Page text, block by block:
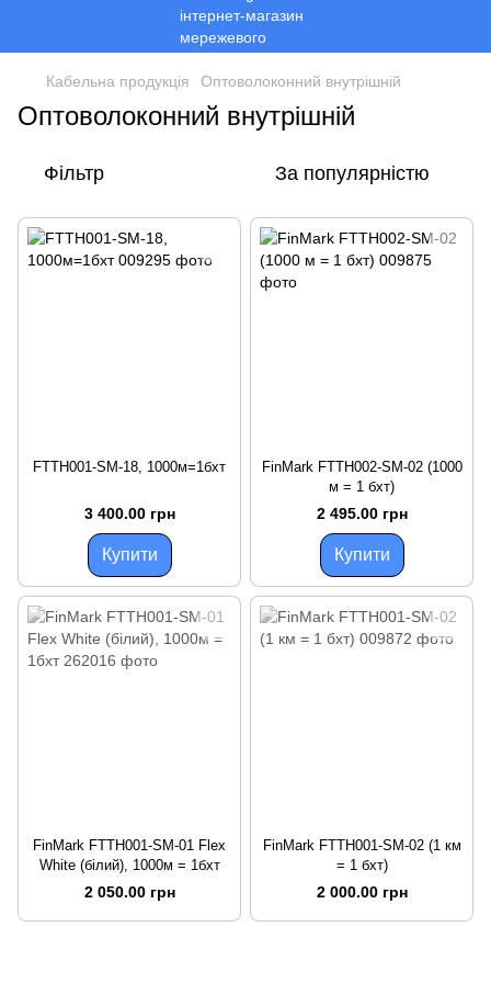
Кабельна продукція Оптоволоконний внутрішній
Оптоволоконний внутрішній
Фільтр За популярністю
FTTH001-SM-18, 1000м=1бхт
3 400.00 грн
Купити
FinMark FTTH002-SM-02 (1000
м = 1 бхт)
2 495.00 грн
Купити
FinMark FTTH001-SM-01 Flex
White (білий), 1000м = 1бхт
2 050.00 грн
FinMark FTTH001-SM-02 (1 км
= 1 бхт)
2 000.00 грн